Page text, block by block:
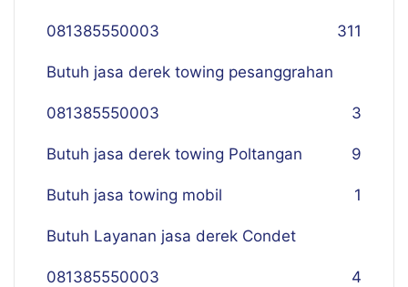
081385550003 311
Butuh jasa derek towing pesanggrahan
081385550003 3
Butuh jasa derek towing Poltangan 9
Butuh jasa towing mobil 1
Butuh Layanan jasa derek Condet
081385550003 4